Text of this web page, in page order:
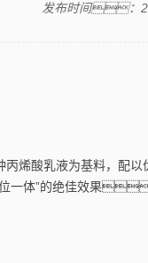
发布时间：
丙烯酸乳液为基料，
一体”的绝佳效果